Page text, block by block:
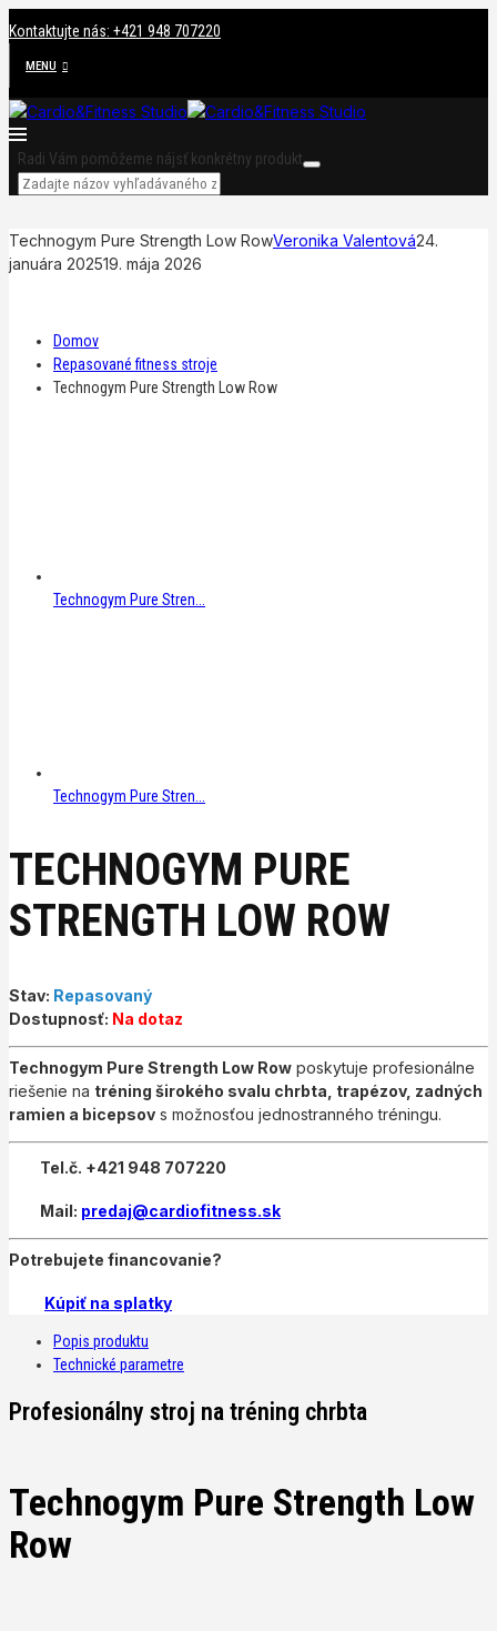
Kontaktujte nás: +421 948 707220
MENU
Radi Vám pomôžeme nájsť konkrétny produkt
Technogym Pure Strength Low RowVeronika Valentová24.
januára 202519. mája 2026
Domov
Repasované fitness stroje
Technogym Pure Strength Low Row
Technogym Pure Stren...
Technogym Pure Stren...
TECHNOGYM PURE
STRENGTH LOW ROW
Stav: Repasovaný
Dostupnosť: Na dotaz
Technogym Pure Strength Low Row poskytuje profesionálne
riešenie na tréning širokého svalu chrbta, trapézov, zadných
ramien a bicepsov s možnosťou jednostranného tréningu.
Tel.č. +421 948 707220
Mail: predaj@cardiofitness.sk
Potrebujete financovanie?
Kúpiť na splatky
Popis produktu
Technické parametre
Profesionálny stroj na tréning chrbta
Technogym Pure Strength Low
Row